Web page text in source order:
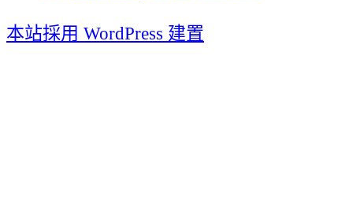
本站採用 WordPress 建置